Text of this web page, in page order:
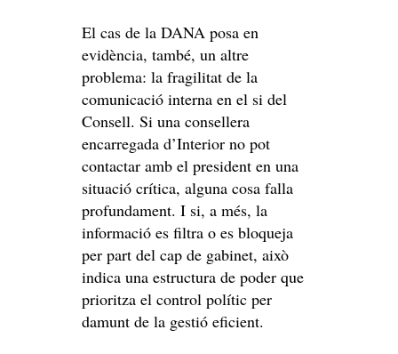
El cas de la DANA posa en
evidència, també, un altre
problema: la fragilitat de la
comunicació interna en el si del
Consell. Si una consellera
encarregada d’Interior no pot
contactar amb el president en una
situació crítica, alguna cosa falla
profundament. I si, a més, la
informació es filtra o es bloqueja
per part del cap de gabinet, això
indica una estructura de poder que
prioritza el control polític per
damunt de la gestió eficient.